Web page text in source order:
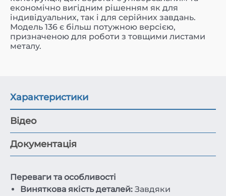
економічно вигідним рішенням як для
індивідуальних, так і для серійних завдань.
Модель 136 є більш потужною версією,
призначеною для роботи з товщими листами
металу.
Характеристики
Відео
Документація
Переваги та особливості
Виняткова якість деталей: Завдяки